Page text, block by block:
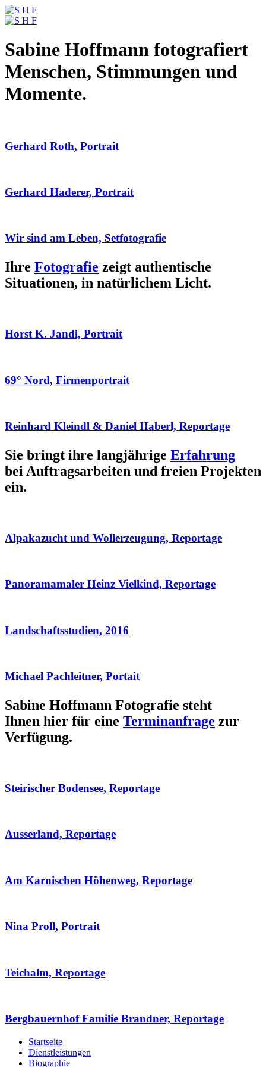
Sabine Hoffmann fotografiert
Menschen, Stimmungen und
Momente.
Gerhard Roth, Portrait
Gerhard Haderer, Portrait
Wir sind am Leben, Setfotografie
Ihre Fotografie zeigt authentische
Situationen, in natürlichem Licht.
Horst K. Jandl, Portrait
69° Nord, Firmenportrait
Reinhard Kleindl & Daniel Haberl, Reportage
Sie bringt ihre langjährige Erfahrung
bei Auftragsarbeiten und freien Projekten
ein.
Alpakazucht und Wollerzeugung, Reportage
Panoramamaler Heinz Vielkind, Reportage
Landschaftsstudien, 2016
Michael Pachleitner, Portait
Sabine Hoffmann Fotografie steht
Ihnen hier für eine Terminanfrage zur
Verfügung.
Steirischer Bodensee, Reportage
Ausserland, Reportage
Am Karnischen Höhenweg, Reportage
Nina Proll, Portrait
Teichalm, Reportage
Bergbauernhof Familie Brandner, Reportage
Startseite
Dienstleistungen
Biographie